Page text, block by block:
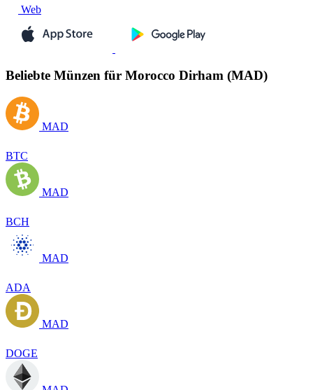
Web
Beliebte Münzen für Morocco Dirham (MAD)
MAD
BTC
MAD
BCH
MAD
ADA
MAD
DOGE